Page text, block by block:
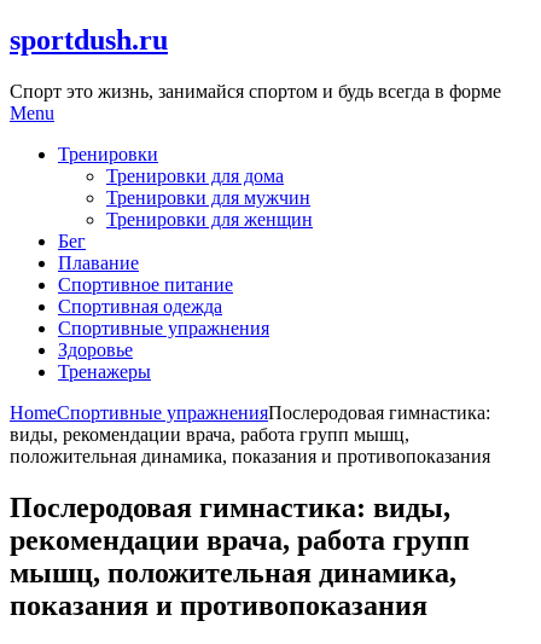
Skip
to
sportdush.ru
Спорт это жизнь, занимайся спортом и будь всегда в форме
Menu
Тренировки
Тренировки для дома
Тренировки для мужчин
Тренировки для женщин
Бег
Плавание
Спортивное питание
Спортивная одежда
Спортивные упражнения
Здоровье
Тренажеры
HomeСпортивные упражненияПослеродовая гимнастика:
виды, рекомендации врача, работа групп мышц,
положительная динамика, показания и противопоказания
Послеродовая гимнастика: виды,
рекомендации врача, работа групп
мышц, положительная динамика,
показания и противопоказания